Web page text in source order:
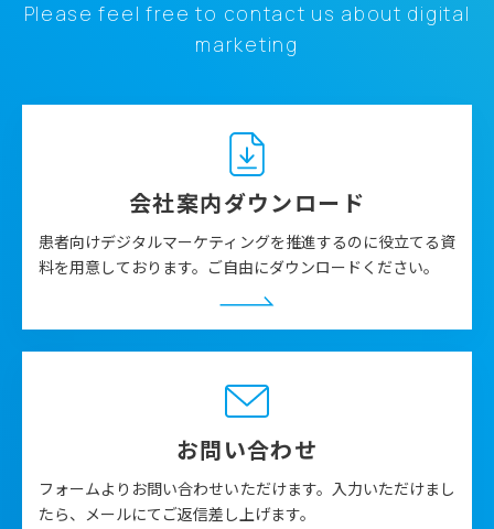
Please feel free to contact us about digital
marketing
会社案内ダウンロード
患者向けデジタルマーケティングを推進するのに役立てる資
料を用意しております。ご自由にダウンロードください。
お問い合わせ
フォームよりお問い合わせいただけます。入力いただけまし
たら、メールにてご返信差し上げます。